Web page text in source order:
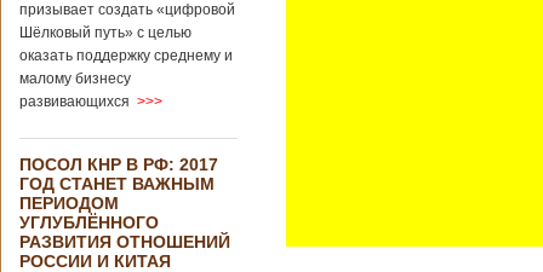
призывает создать «цифровой
Шёлковый путь» с целью
оказать поддержку среднему и
малому бизнесу
развивающихся >>>
ПОСОЛ КНР В РФ: 2017
ГОД СТАНЕТ ВАЖНЫМ
ПЕРИОДОМ
УГЛУБЛЁННОГО
РАЗВИТИЯ ОТНОШЕНИЙ
РОССИИ И КИТАЯ